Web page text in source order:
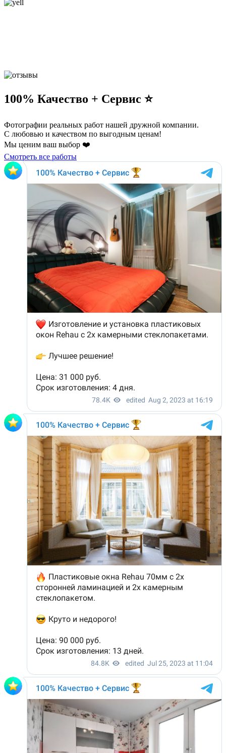
100% Качество + Сервис ⭐️
Фотографии реальных работ нашей дружной компании.
С любовью и качеством по выгодным ценам!
Мы ценим ваш выбор ❤️
Смотреть все работы